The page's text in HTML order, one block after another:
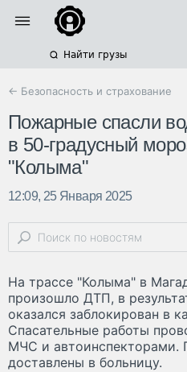
Найти грузы
← Безопасность и страхование
Пожарные спасли
в 50-градусный
"Колыма"
12:09, 25 Января 2025
На трассе "Колыма" в
произошло ДТП, в
оказался заблокирован в
Спасательные работы
МЧС и автоинспекторами.
доставлены в больницу.